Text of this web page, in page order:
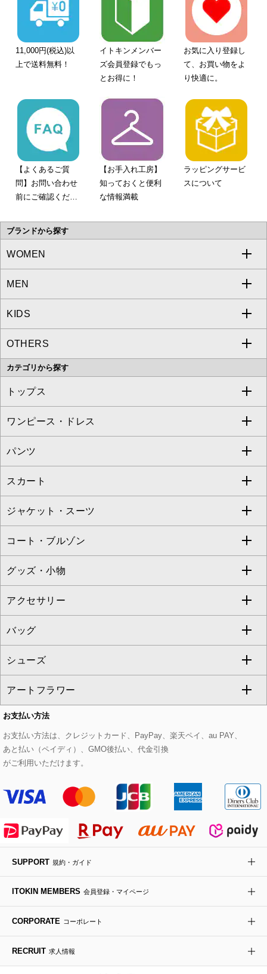
11,000円(税込)以
上で送料無料！
イトキンメンバー
ズ会員登録でもっ
とお得に！
お気に入り登録し
て、お買い物をよ
り快適に。
【よくあるご質
問】お問い合わせ
前にご確認くださ
【お手入れ工房】
知っておくと便利
な情報満載
ラッピングサービ
スについて
ブランドから探す
WOMEN
a.v.v
MICHEL KLEIN
MK MICHEL KLEIN
OFUON le MK
eur3
Maison de CINQ
MK MICHEL KLEIN BAG
HIROKO KOSHINO
MEN
a.v.v
MICHEL KLEIN HOMME
MK MICHEL KLEIN HOMME
KIDS
a.v.v
OTHERS
MK MICHEL KLEIN BAG
カテゴリから探す
トップス
すべてのトップス
カットソー・Tシャツ
ブラウス・シャツ
ニット・セーター
カーディガン
アンサンブルセット
ベスト・ジレ
パーカー
タンクトップ・キャミソール
スウェット・ジャージー
その他のトップス
ワンピース・ドレス
すべてのワンピース・ドレス
ワンピース
ドレス
チュニック
ジャンパースカート
その他のワンピース・ドレス
パンツ
すべてのパンツ
フルレングスパンツ
クロップド・半端丈パンツ
ガウチョ・ワイドパンツ
ハーフ・ショート丈パンツ
サロペット・オールインワン
その他のパンツ
スカート
すべてのスカート
ロング・マキシ丈スカート
ひざ丈スカート
ミモレ丈スカート
ショート・ミニ丈スカート
その他のスカート
ジャケット・スーツ
すべてのジャケット・スーツ
テーラードジャケット
ノーカラージャケット
セットアップ
セットアップジャケット
セットアップパンツ
セットアップスカート
セットアップワンピース
コート・ブルゾン
すべてのコート・ブルゾン
トレンチコート
ピーコート
ダッフルコート
チェスターコート
モッズコート
ステンカラーコート
ライダースジャケット
デニムジャケット
ダウンジャケット・コート
グッズ・小物
すべてのグッズ・小物
マスク
ストール・マフラー・スヌード
ベルト・サスペンダー
帽子
ヘアアクセサリー
ハンカチ・バンダナ
手袋
チャーム・ストラップ
アクセサリー
すべてのアクセサリー
ネックレス
ピアス・イヤリング
ブレスレット・バングル
ブローチ・コサージュ
バッグ
すべてのバッグ
トートバッグ
ショルダーバッグ
ボストンバッグ
バックパック・リュック
ボディバッグ・メッセンジャーバッグ
トラベルバッグ
シューズ
すべてのシューズ
パンプス
スニーカー
フラットシューズ
ローファー
ドレスシューズ
アートフラワー
すべてのアートフラワー
ローズ
カサブランカ・カラー
ラナンキュラス
ポプリアレンジ＆フレグランス
お支払い方法
お支払い方法は、クレジットカード、PayPay、楽天ペイ、au PAY、
あと払い（ペイディ）、GMO後払い、代金引換
がご利用いただけます。
SUPPORT 規約・ガイド
ITOKIN MEMBERS 会員登録・マイページ
CORPORATE コーポレート
RECRUIT 求人情報